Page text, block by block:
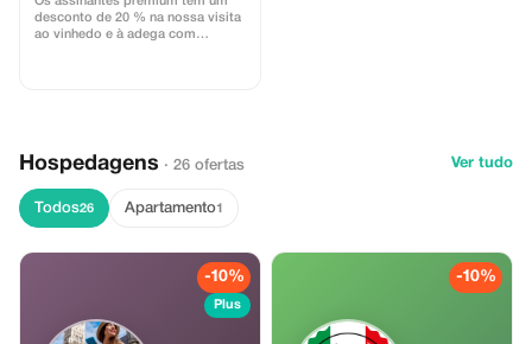
desconto de 20 % na nossa visita
ao vinhedo e à adega com
Hospedagens · 26 ofertas Ver tudo
Todos26 Apartamento1
-10%
Plus
-10%